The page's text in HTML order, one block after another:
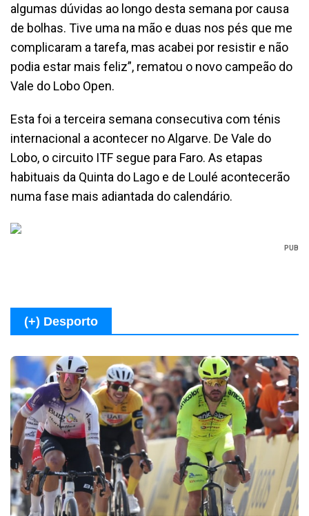
algumas dúvidas ao longo desta semana por causa
de bolhas. Tive uma na mão e duas nos pés que me
complicaram a tarefa, mas acabei por resistir e não
podia estar mais feliz”, rematou o novo campeão do
Vale do Lobo Open.
Esta foi a terceira semana consecutiva com ténis
internacional a acontecer no Algarve. De Vale do
Lobo, o circuito ITF segue para Faro. As etapas
habituais da Quinta do Lago e de Loulé acontecerão
numa fase mais adiantada do calendário.
PUB
(+) Desporto